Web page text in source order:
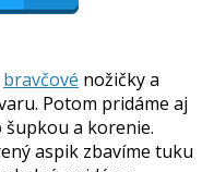
bravčové nožičky a
Potom pridáme aj
a korenie.
aspik zbavíme tuku